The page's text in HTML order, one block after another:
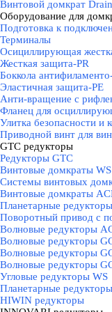
Винтовой домкрат
Оборудование для
Подготовка к
Терминалы
Осициллирующая
Жесткая защита-PR
Боккола
Эластичная защита-PE
Анти-вращение с
Фланец для
Улитка безопасности и
Приводной винт для
GTC редукторы
Редукторы GTC
Винтовые домкраты WS
Системы винтовых
Винтовые домкраты
Планетарные
Поворотный привод с
Волновые редукторы
Волновые редукторы
Волновые редукторы
Волновые редукторы
Угловые редукторы WS
Планетарные
HIWIN редукторы